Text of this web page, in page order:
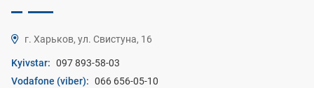
г. Харьков, ул. Свистуна, 16
Kyivstar: 097 893-58-03
Vodafone (viber): 066 656-05-10